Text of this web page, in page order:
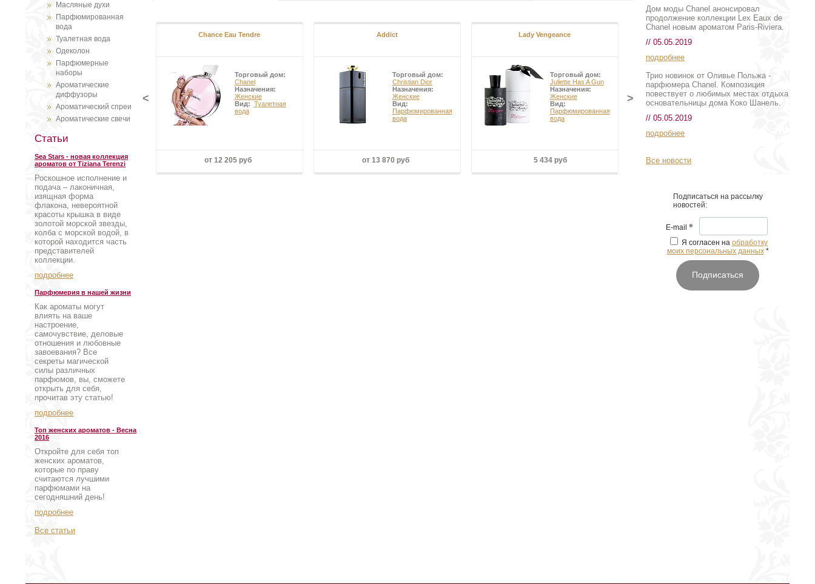
Масляные духи
Парфюмированная
вода
Туалетная вода
Одеколон
Парфюмерные
наборы
Ароматические
диффузоры
Ароматический спреи
Ароматические свечи
Статьи
Sea Stars - новая коллекция
ароматов от Tiziana Terenzi
Роскошное исполнение и
подача – лаконичная,
изящная форма
флакона, невероятной
красоты крышка в виде
золотой морской звезды,
колба с морской водой, в
которой находится часть
представителей
коллекции.
подробнее
Парфюмерия в нашей жизни
Как ароматы могут
влиять на ваше
настроение,
самочувствие, деловые
отношения и любовные
завоевания? Все
секреты магической
силы различных
парфюмов, вы, сможете
открыть для себя,
прочитав эту статью!
подробнее
Топ женских ароматов - Весна
2016
Откройте для себя топ
женских ароматов,
которые по праву
считаются лучшими
парфюмами на
сегодняшний день!
подробнее
Все статьи
Chance Eau Tendre
Торговый дом:
Chanel
Назначения:
Женские
Вид: Туалетная
вода
от 12 205 руб
Addict
Торговый дом:
Christian Dior
Назначения:
Женские
Вид:
Парфюмированная
вода
от 13 870 руб
Lady Vengeance
Торговый дом:
Juliette Has A Gun
Назначения:
Женские
Вид:
Парфюмированная
вода
5 434 руб
Торговый дом:
Cacharel
Назначения:
Женские
Вид:Туалетная
Подробнее
< >
Дом моды Chanel анонсировал
продолжение коллекции Lex Eaux de
Chanel новым ароматом Paris-Riviera.
// 05.05.2019
подробнее
Трио новинок от Оливье Польжа -
парфюмера Chanel. Композиция
повествует о любимых местах отдыха
основательницы дома Коко Шанель.
// 05.05.2019
подробнее
Все новости
Подписаться на рассылку
новостей:
E-mail *
Я согласен на обработку
моих персональных данных *
Подписаться